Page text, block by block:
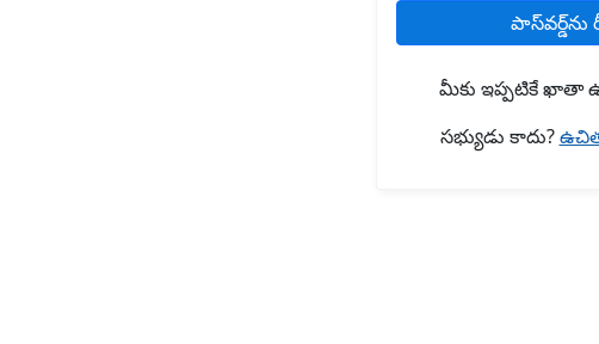
మీకు ఇప్పటికే ఖాతా
సభ్యుడు కాదు?